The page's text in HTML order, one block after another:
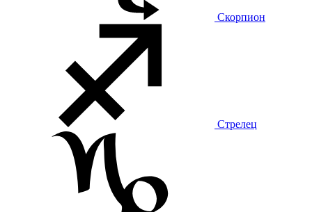
Скорпион
Стрелец